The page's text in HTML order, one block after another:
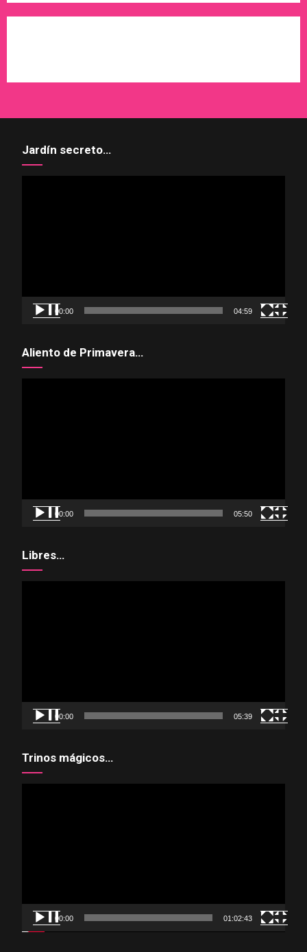
Jardín secreto…
00:00 04:59
Aliento de Primavera…
00:00 05:50
Libres…
00:00 05:39
Trinos mágicos…
00:00 01:02:43